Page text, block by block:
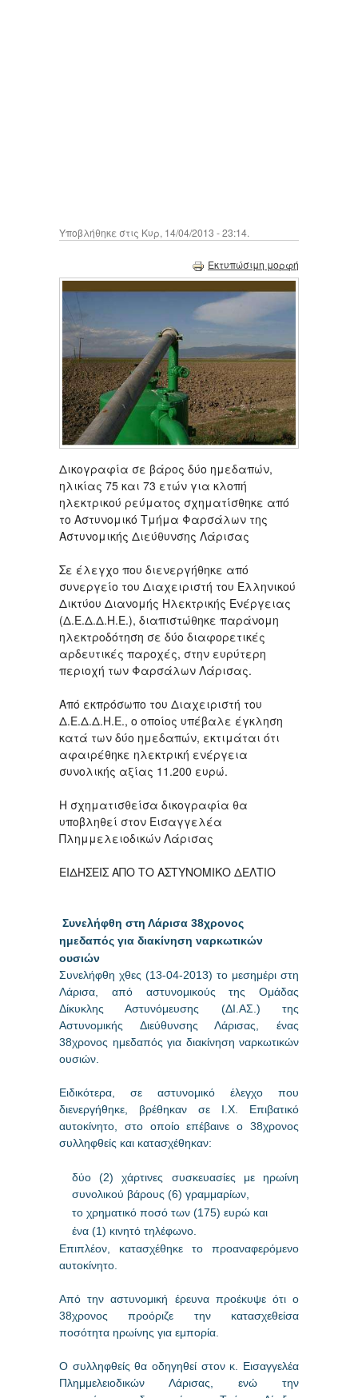
Υποβλήθηκε στις Κυρ, 14/04/2013 - 23:14.
Εκτυπώσιμη μορφή
Δικογραφία σε βάρος δύο ημεδαπών,
ηλικίας 75 και 73 ετών για κλοπή
ηλεκτρικού ρεύματος σχηματίσθηκε από
το Αστυνομικό Τμήμα Φαρσάλων της
Αστυνομικής Διεύθυνσης Λάρισας
Σε έλεγχο που διενεργήθηκε από
συνεργείο του Διαχειριστή του Ελληνικού
Δικτύου Διανομής Ηλεκτρικής Ενέργειας
(Δ.Ε.Δ.Δ.Η.Ε.), διαπιστώθηκε παράνομη
ηλεκτροδότηση σε δύο διαφορετικές
αρδευτικές παροχές, στην ευρύτερη
περιοχή των Φαρσάλων Λάρισας.
Από εκπρόσωπο του Διαχειριστή του
Δ.Ε.Δ.Δ.Η.Ε., ο οποίος υπέβαλε έγκληση
κατά των δύο ημεδαπών, εκτιμάται ότι
αφαιρέθηκε ηλεκτρική ενέργεια
συνολικής αξίας 11.200 ευρώ.
Η σχηματισθείσα δικογραφία θα
υποβληθεί στον Εισαγγελέα
Πλημμελειοδικών Λάρισας
ΕΙΔΗΣΕΙΣ ΑΠΟ ΤΟ ΑΣΤΥΝΟΜΙΚΟ ΔΕΛΤΙΟ
Συνελήφθη στη Λάρισα 38χρονος
ημεδαπός για διακίνηση ναρκωτικών
ουσιών
Συνελήφθη χθες (13-04-2013) το μεσημέρι στη
Λάρισα, από αστυνομικούς της Ομάδας
Δίκυκλης Αστυνόμευσης (ΔΙ.ΑΣ.) της
Αστυνομικής Διεύθυνσης Λάρισας, ένας
38χρονος ημεδαπός για διακίνηση ναρκωτικών
ουσιών.
Ειδικότερα, σε αστυνομικό έλεγχο που
διενεργήθηκε, βρέθηκαν σε Ι.Χ. Επιβατικό
αυτοκίνητο, στο οποίο επέβαινε ο 38χρονος
συλληφθείς και κατασχέθηκαν:
δύο (2) χάρτινες συσκευασίες με ηρωίνη
συνολικού βάρους (6) γραμμαρίων,
το χρηματικό ποσό των (175) ευρώ και
ένα (1) κινητό τηλέφωνο.
Επιπλέον, κατασχέθηκε το προαναφερόμενο
αυτοκίνητο.
Από την αστυνομική έρευνα προέκυψε ότι ο
38χρονος προόριζε την κατασχεθείσα
ποσότητα ηρωίνης για εμπορία.
Ο συλληφθείς θα οδηγηθεί στον κ. Εισαγγελέα
Πλημμελειοδικών Λάρισας, ενώ την